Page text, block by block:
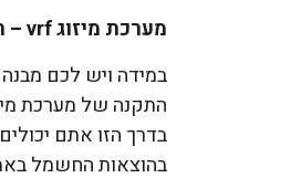
מערכת מיזוגvrf
–
במידה ויש לכם
התקנה של מערכת
בדרך הזו אתם